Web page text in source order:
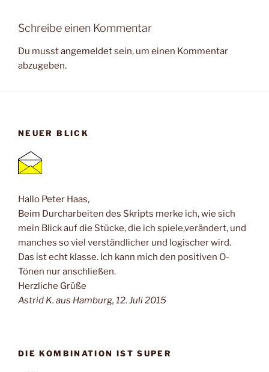
Schreibe einen Kommentar
Du musstangemeldetsein, um einen Kommentar
abzugeben.
NEUER BLICK
Hallo Peter Haas,
Beim Durcharbeiten des Skripts merke ich, wie sich
mein Blick auf die Stücke, die ich spiele,verändert, und
manches so viel verständlicher und logischer wird.
Das ist echt klasse. Ich kann mich den positiven O-
Tönen nur anschließen.
Herzliche Grüße
Astrid K. aus Hamburg, 12. Juli 2015
DIE KOMBINATION IST SUPER